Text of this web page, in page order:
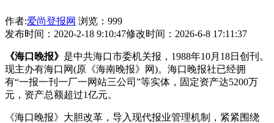
作者:爱尚登报网 浏览：999
发布时间：2020-2-18 9:10:47修改时间：2026-6-8 17:11:37
《海口晚报》 是中共海口市委机关报，1988年10月18日创刊。
现主办有海口网(原《海南晚报》网)。海口晚报社已经拥
有“一报一刊一厂一网站三公司”等实体，固定资产达5200万
元，资产总额超过1亿元。
《海口晚报》大胆改革，导入现代报业管理机制，紧紧围绕